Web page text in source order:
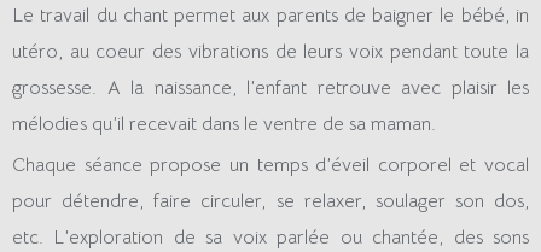
Le travail du chant permet aux parents de baigner le bébé, in
utéro, au coeur des vibrations de leurs voix pendant toute la
grossesse. A la naissance, l’enfant retrouve avec plaisir les
mélodies qu’il recevait dans le ventre de sa maman.
Chaque séance propose un temps d’éveil corporel et vocal
pour détendre, faire circuler, se relaxer, soulager son dos,
etc. L’exploration de sa voix parlée ou chantée, des sons